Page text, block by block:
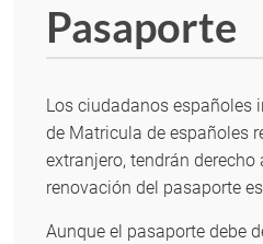
Pasaporte
Los ciudadanos españoles
de Matricula de españoles
extranjero, tendrán derecho
renovación del pasaporte
Aunque el pasaporte debe